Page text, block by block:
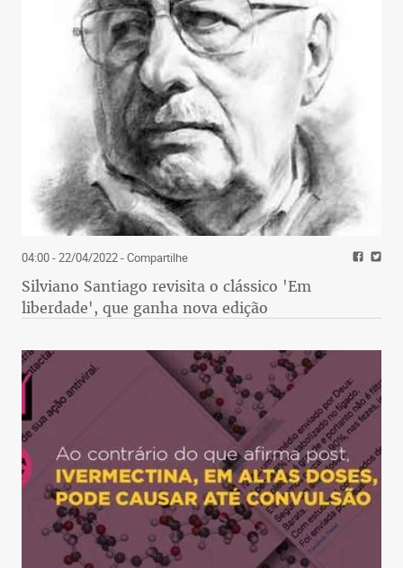
04:00 - 22/04/2022- Compartilhe
Silviano Santiago revisita o clássico 'Em
liberdade', que ganha nova edição